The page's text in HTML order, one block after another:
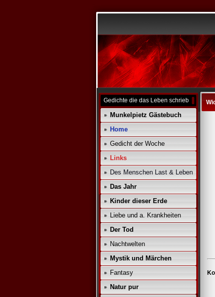
Gedichte die das Leben schrieb
Munkelpietz Gästebuch
Home
Gedicht der Woche
Links
Des Menschen Last & Leben
Das Jahr
Kinder dieser Erde
Liebe und a. Krankheiten
Der Tod
Nachtwelten
Mystik und Märchen
Fantasy
Natur pur